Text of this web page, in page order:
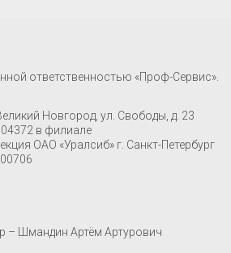
ответственностью «Проф-Сервис».
Новгород, ул. Свободы, д. 23
в филиале
ОАО «Уралсиб» г. Санкт-Петербург
– Шмандин Артём Артурович